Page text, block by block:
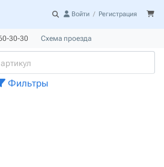
Войти / Регистрация
30-30 Схема проезда
Фильтры